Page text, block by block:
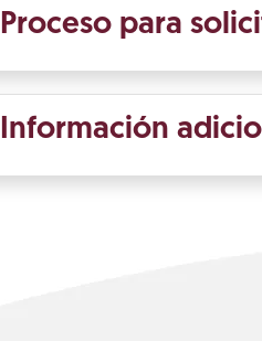
Proceso para
Información